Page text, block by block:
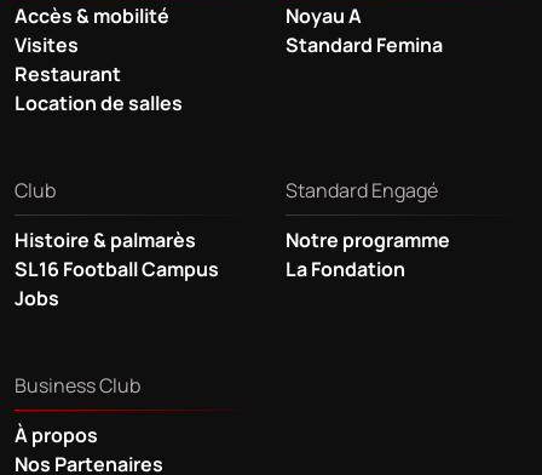
Accès & mobilité
Visites
Restaurant
Location de salles
Noyau A
Standard Femina
Club
Histoire & palmarès
SL16 Football Campus
Jobs
Standard Engagé
Notre programme
La Fondation
Business Club
À propos
Nos Partenaires